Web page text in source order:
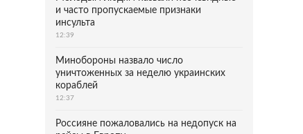
и часто пропускаемые признаки
инсульта
12:39
Минобороны назвало число
уничтоженных за неделю украинских
кораблей
12:37
Россияне пожаловались на недопуск на